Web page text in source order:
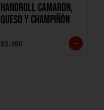
Handroll Camarón,
Queso y Champiñón
$5.490